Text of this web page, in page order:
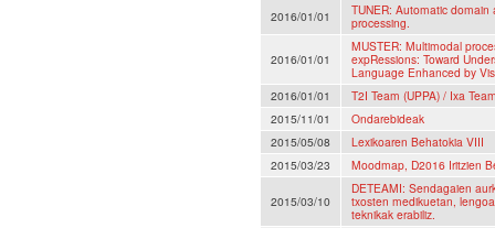
2016/01/01
TUNER: Automatic
processing.
2016/01/01
MUSTER: Multimodal
expRessions: Toward
Language Enhanced by
2016/01/01
T2I Team (UPPA) / Ixa
2015/11/01
Ondarebideak
2015/05/08
Lexikoaren Behatokia VIII
2015/03/23
Moodmap, D2016 Iritzien
2015/03/10
DETEAMI: Sendagaien
txosten medikuetan,
teknikak erabiliz.